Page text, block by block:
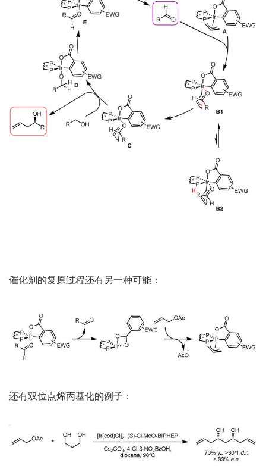
催化剂的复原过程还有另一种可能：
还有双位点烯丙基化的例子：